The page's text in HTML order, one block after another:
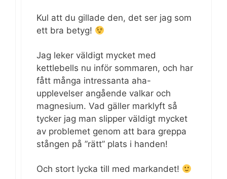
Kul att du gillade den, det ser jag som
ett bra betyg!
Jag leker väldigt mycket med
kettlebells nu inför sommaren, och har
fått många intressanta aha-
upplevelser angående valkar och
magnesium. Vad gäller marklyft så
tycker jag man slipper väldigt mycket
av problemet genom att bara greppa
stången på ”rätt” plats i handen!
Och stort lycka till med markandet!